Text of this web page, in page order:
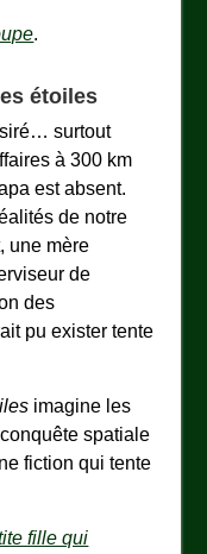
.
étoiles
surtout
à 300 km
est absent.
de notre
une mère
de
des
pu exister tente
imagine les
spatiale
fiction qui tente
fille qui